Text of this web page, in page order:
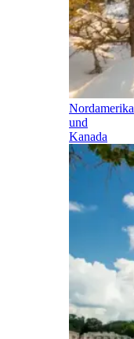
Nordamerika
und
Kanada